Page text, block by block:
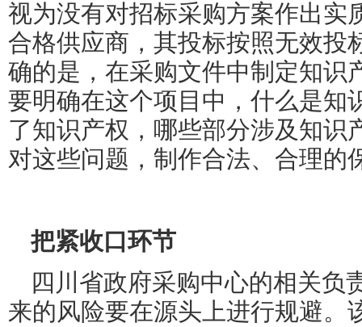
视为没有对招标采购方案作出实
合格供应商，其投标按照无效投
确的是，在采购文件中制定知识
要明确在这个项目中，什么是知
了知识产权，哪些部分涉及知识
对这些问题，制作合法、合理的
把紧收口环节
四川省政府采购中心的相关负
来的风险要在源头上进行规避。